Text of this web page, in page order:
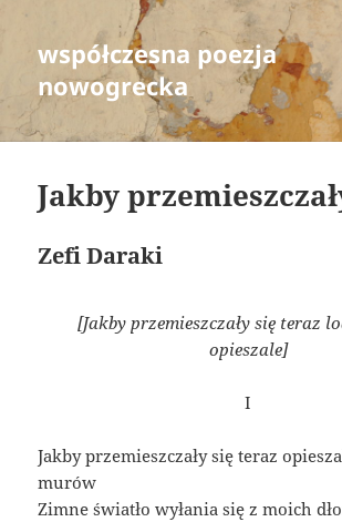
współczesna poezja
nowogrecka
Jakby
Zefi Daraki
[Jakby przemieszczały się teraz
opieszale]
I
Jakby przemieszczały się teraz
murów
Zimne światło wyłania się z moich